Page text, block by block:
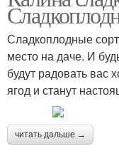
Сладкоплодные
место на даче. И
будут радовать
ягод и станут
читать дальше →